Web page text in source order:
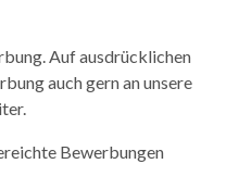
Auf ausdrücklichen
auch gern an unsere
Bewerbungen